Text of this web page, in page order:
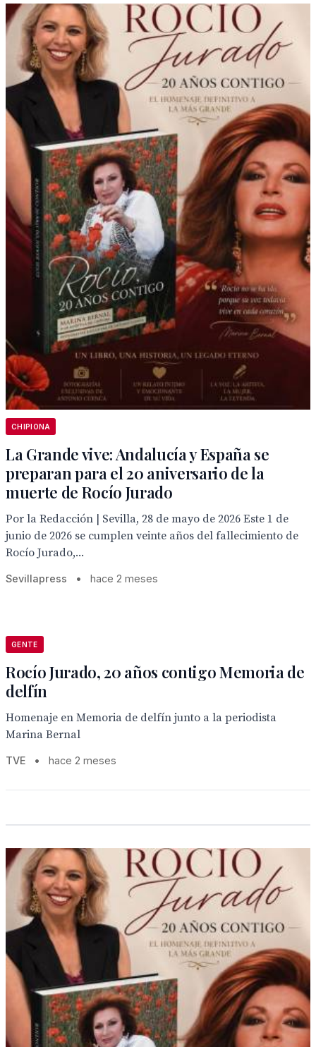
CHIPIONA
La Grande vive: Andalucía y España se
preparan para el 20 aniversario de la
muerte de Rocío Jurado
Por la Redacción | Sevilla, 28 de mayo de 2026 Este 1 de
junio de 2026 se cumplen veinte años del fallecimiento de
Rocío Jurado,...
Sevillapress • hace 2 meses
GENTE
Rocío Jurado, 20 años contigo Memoria de
delfín
Homenaje en Memoria de delfín junto a la periodista
Marina Bernal
TVE • hace 2 meses